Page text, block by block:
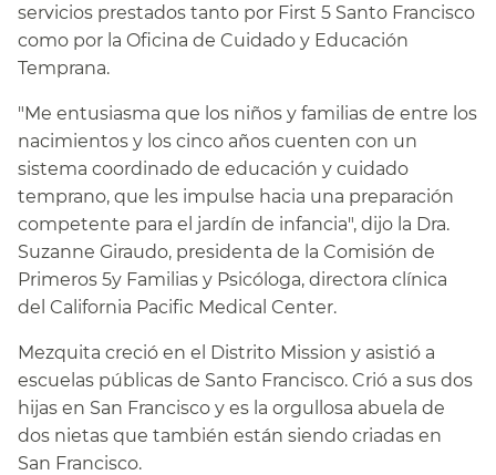
servicios prestados tanto por First 5 Santo Francisco
como por la Oficina de Cuidado y Educación
Temprana.​​
"Me entusiasma que los niños y familias de entre los
nacimientos y los cinco años cuenten con un
sistema coordinado de educación y cuidado
temprano, que les impulse hacia una preparación
competente para el jardín de infancia", dijo la Dra.
Suzanne Giraudo, presidenta de la Comisión de
Primeros 5y Familias y Psicóloga, directora clínica
del California Pacific Medical Center.​​
Mezquita creció en el Distrito Mission y asistió a
escuelas públicas de Santo Francisco. Crió a sus dos
hijas en San Francisco y es la orgullosa abuela de
dos nietas que también están siendo criadas en
San Francisco.​​